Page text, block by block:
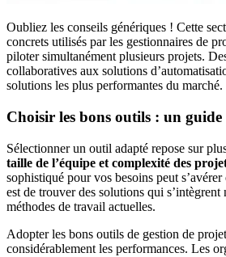
Oubliez les conseils génériques ! Cette
concrets utilisés par les gestionnaires de
piloter simultanément plusieurs projets.
collaboratives aux solutions
solutions les plus performantes du marché.
Choisir les bons outils : un
Sélectionner un outil adapté repose sur
taille de l’équipe et complexité des
sophistiqué pour vos besoins peut
est de trouver des solutions qui s’intègrent
méthodes de travail actuelles.
Adopter les bons outils de gestion de
considérablement les performances. Les